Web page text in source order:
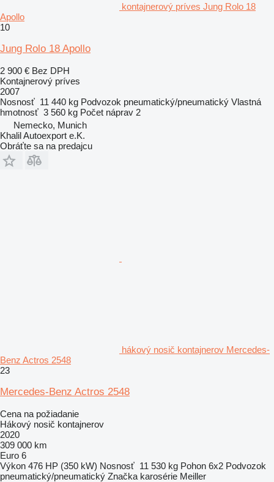
kontajnerový príves Jung Rolo 18
Apollo
10
Jung Rolo 18 Apollo
2 900 € Bez DPH
Kontajnerový príves
2007
Nosnosť 11 440 kg Podvozok pneumatický/pneumatický Vlastná
hmotnosť 3 560 kg Počet náprav 2
Nemecko, Munich
Khalil Autoexport e.K.
Obráťte sa na predajcu
hákový nosič kontajnerov Mercedes-
Benz Actros 2548
23
Mercedes-Benz Actros 2548
Cena na požiadanie
Hákový nosič kontajnerov
2020
309 000 km
Euro 6
Výkon 476 HP (350 kW) Nosnosť 11 530 kg Pohon 6x2 Podvozok
pneumatický/pneumatický Značka karosérie Meiller